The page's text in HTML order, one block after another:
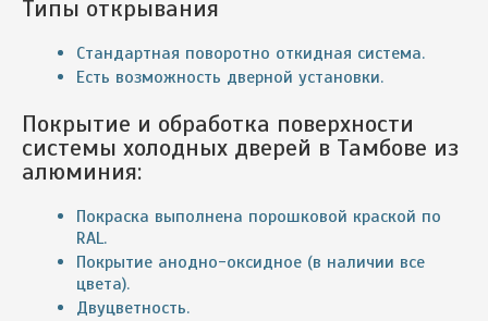
Типы открывания
Стандартная поворотно откидная система.
Есть возможность дверной установки.
Покрытие и обработка поверхности
системы холодных дверей в Тамбове из
алюминия:
Покраска выполнена порошковой краской по
RAL.
Покрытие анодно-оксидное (в наличии все
цвета).
Двуцветность.